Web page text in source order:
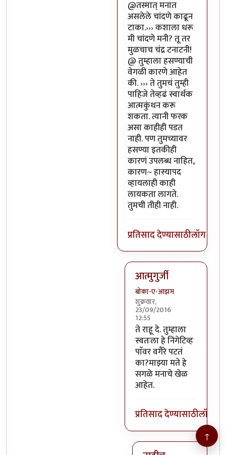
In reply toया भोपळ्याची
@तस्मात् मनात
असलेले चांदणे काढून
टाका.››› कशाला धरू
मी चांदणे मनी? तू तर
मुळचाच चंद्र टनाटनी!
@ तुम्हाला हसण्याची
वेगळी कारणे आहेत
की. ››› ते तुमचं तुम्ही
पाहिजे तेव्हढं स्वार्थक
आत्मकुंथन करू
शकता. त्यानी फरक
असा काहीही पडत
नाही. पण तुमच्यावर
हसण्या इतकीही
कारणं उपलब्ध नाहित,
कारण~ हास्यापद
व्हायलाही काही
लायकता लागते.
तुमची तीही नाही.
प्रतिसाद देण्यासाठीलॉग इन
आत्मुगुर्जी
बोका-ए-आझम
शुक्रवार,
23/09/2016
12:55
In reply to@तस्मात्
ते राहू दे. तुम्हाला
स्वतःला हे निगेटिव्ह
पाॅवर वगैरे पटतं
का?माझ्या मते हे
सगळे मनाचे खेळ
आहेत.
प्रतिसाद देण्यासाठीलॉग
↑